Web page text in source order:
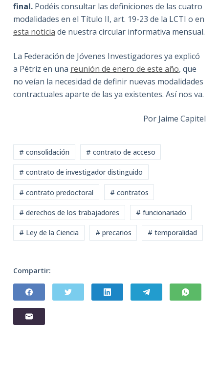
final. Podéis consultar las definiciones de las cuatro
modalidades en el Título II, art. 19-23 de la LCTI o en
esta noticia de nuestra circular informativa mensual.
La Federación de Jóvenes Investigadores ya explicó
a Pétriz en una reunión de enero de este año, que
no veían la necesidad de definir nuevas modalidades
contractuales aparte de las ya existentes. Así nos va.
Por Jaime Capitel
# consolidación # contrato de acceso
# contrato de investigador distinguido
# contrato predoctoral # contratos
# derechos de los trabajadores # funcionariado
# Ley de la Ciencia # precarios # temporalidad
Compartir: